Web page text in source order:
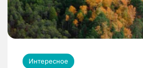
Интересное